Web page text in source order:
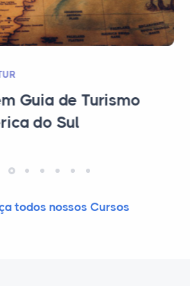
Administração
todos nossos Cursos